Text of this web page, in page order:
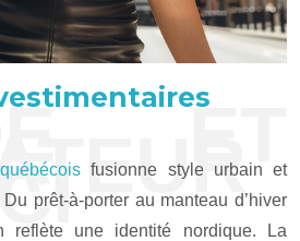
ET
fusionne style urbain et
prêt-à-porter au manteau d’hiver
reflète une identité nordique. La